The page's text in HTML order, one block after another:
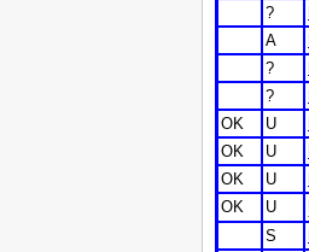
?
A
?
?
OK
U
OK
U
OK
U
OK
U
S